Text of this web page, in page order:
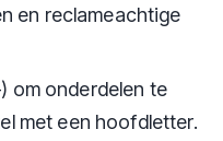
en reclameachtige
om onderdelen te
met een hoofdletter.